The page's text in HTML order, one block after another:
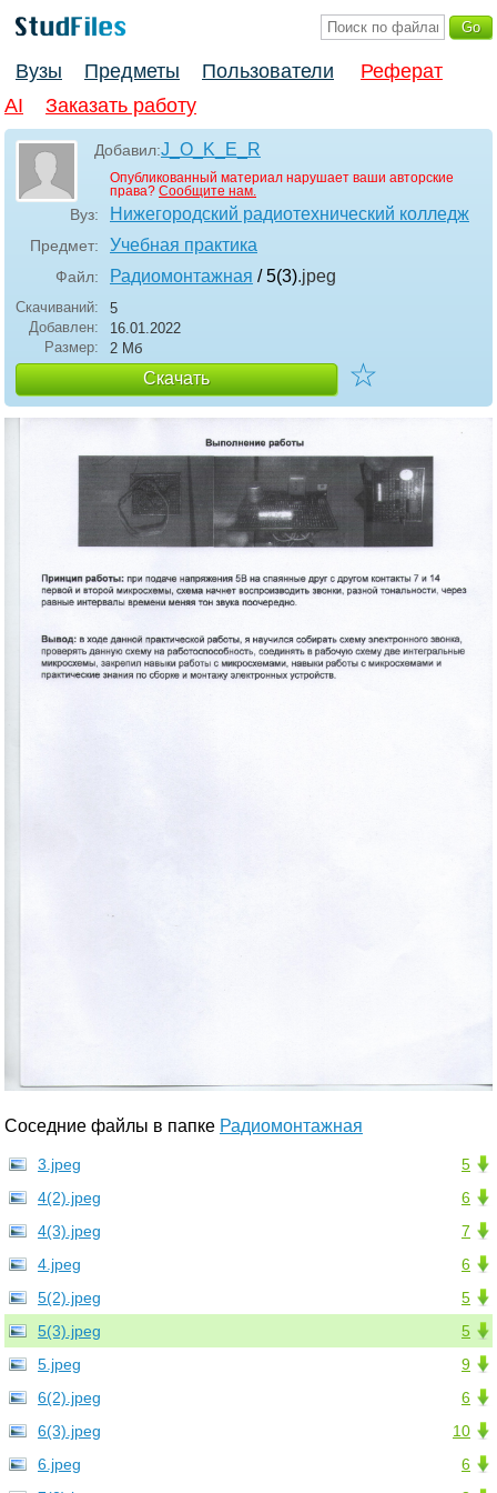
Вузы Предметы Пользователи
Реферат
AI
Заказать работу
Добавил:J_O_K_E_R
Опубликованный материал нарушает ваши авторские
права? Сообщите нам.
Вуз: Нижегородский радиотехнический колледж
Предмет: Учебная практика
Файл: Радиомонтажная / 5(3).jpeg
Скачиваний:
5
Добавлен:
16.01.2022
Размер:
2 Мб
Скачать ☆
Соседние файлы в папке Радиомонтажная
5
3.jpeg
6
4(2).jpeg
7
4(3).jpeg
6
4.jpeg
5
5(2).jpeg
5
5(3).jpeg
9
5.jpeg
6
6(2).jpeg
10
6(3).jpeg
6
6.jpeg